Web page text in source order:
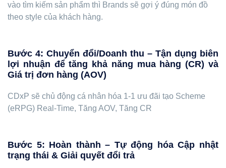
vào tìm kiếm sản phẩm thì Brands sẽ gợi ý đúng món đồ
theo style của khách hàng.
Bước 4: Chuyển đổi/Doanh thu – Tận dụng biên
lợi nhuận để tăng khả năng mua hàng (CR) và
Giá trị đơn hàng (AOV)
CDxP sẽ chủ động cá nhân hóa 1-1 ưu đãi tạo Scheme
(eRPG) Real-Time, Tăng AOV, Tăng CR
Bước 5: Hoàn thành – Tự động hóa Cập nhật
trạng thái & Giải quyết đổi trả